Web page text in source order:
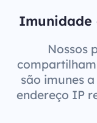
Imunidade
Nossos
são imunes
endereço IP